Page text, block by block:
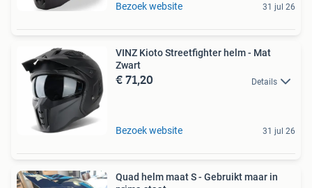
Bezoek website 31 jul 26
VINZ Kioto Streetfighter helm - Mat
Zwart
€ 71,20 Details
Bezoek website 31 jul 26
Quad helm maat S - Gebruikt maar in